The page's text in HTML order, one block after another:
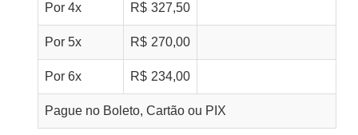
Por 4x R$ 327,50
Por 5x R$ 270,00
Por 6x R$ 234,00
Pague no Boleto, Cartão ou PIX